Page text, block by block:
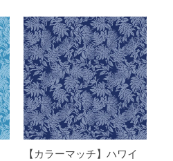
【カラーマッチ】ハワイ